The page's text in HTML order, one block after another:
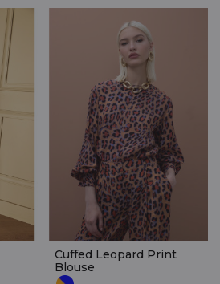
Cuffed Leopard Print
Blouse